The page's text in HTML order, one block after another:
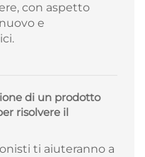
con aspetto
e
di un prodotto
risolvere il
ti aiuteranno a